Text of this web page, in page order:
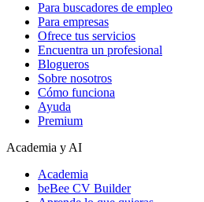
Para buscadores de empleo
Para empresas
Ofrece tus servicios
Encuentra un profesional
Blogueros
Sobre nosotros
Cómo funciona
Ayuda
Premium
Academia y AI
Academia
beBee CV Builder